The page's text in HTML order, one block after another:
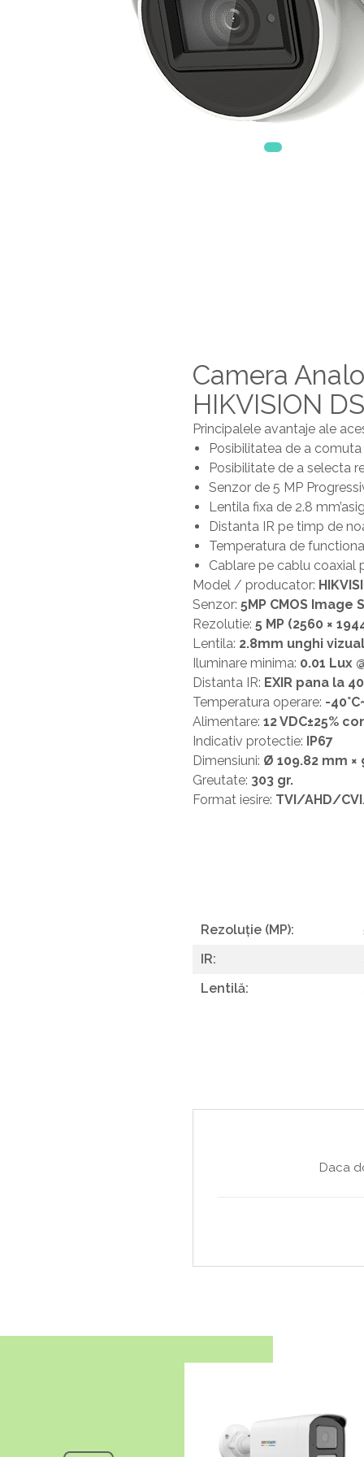
Camera
HIKVISION
Principalele avantaje ale
Posibilitatea de a
Posibilitate de a selecta
Senzor de 5 MP
Lentila fixa de 2.8
Distanta IR pe timp de
Temperatura de
Cablare pe cablu coaxial
Model / producator:
Senzor: 5MP CMOS Image
Rezolutie: 5 MP (2560 ×
Lentila: 2.8mm unghi
Iluminare minima: 0.01 Lux
Distanta IR: EXIR pana la
Temperatura operare: -
Alimentare: 12 VDC±25%
Indicativ protectie: IP67
Dimensiuni: Ø 109.82 mm ×
Greutate: 303 gr.
Format iesire: TVI/AHD/
Rezoluție (MP):
IR:
Lentilă:
Daca